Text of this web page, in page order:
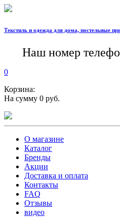
Текстиль и одежда для дома, постельные
Наш номер
0
Корзина:
На сумму 0 руб.
О магазине
Каталог
Бренды
Акции
Доставка и оплата
Контакты
FAQ
Отзывы
видео